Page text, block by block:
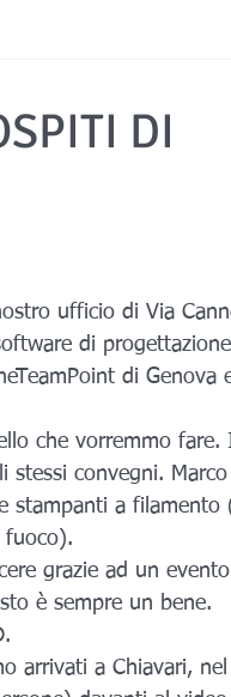
DI
ufficio di Via
di
di Genova
che vorremmo fare.
stessi convegni.
stampanti a filamento
fuoco).
grazie ad un
è sempre un bene.
arrivati a Chiavari,